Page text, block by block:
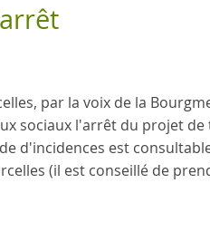
par la voix de la
sociaux l'arrêt du projet
d'incidences est
(il est conseillé de